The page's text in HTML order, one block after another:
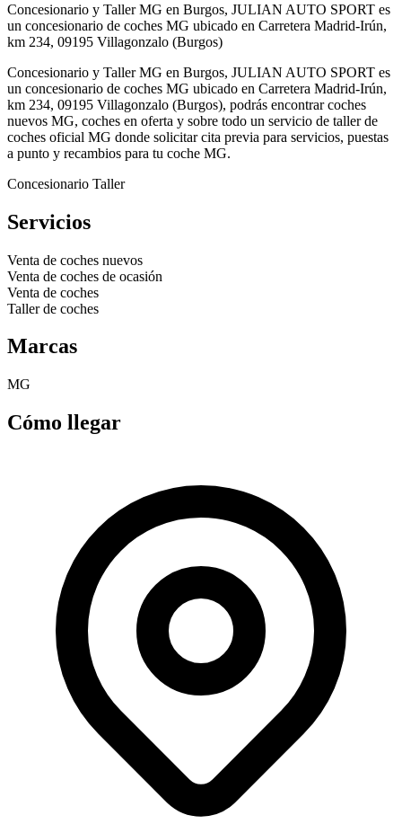
Concesionario y Taller MG en Burgos, JULIAN AUTO SPORT es
un concesionario de coches MG ubicado en Carretera Madrid-Irún,
km 234, 09195 Villagonzalo (Burgos)
Concesionario y Taller MG en Burgos, JULIAN AUTO SPORT es
un concesionario de coches MG ubicado en Carretera Madrid-Irún,
km 234, 09195 Villagonzalo (Burgos), podrás encontrar coches
nuevos MG, coches en oferta y sobre todo un servicio de taller de
coches oficial MG donde solicitar cita previa para servicios, puestas
a punto y recambios para tu coche MG.
Concesionario Taller
Servicios
Venta de coches nuevos
Venta de coches de ocasión
Venta de coches
Taller de coches
Marcas
MG
Cómo llegar